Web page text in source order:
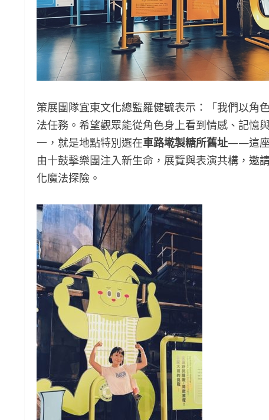
策展團隊宜東文化總監羅健毓表示：「我們以角
法任務。希望觀眾能從角色身上看到情感、記憶
一，就是地點特別選在車路墘製糖所舊址——這座
由十鼓擊樂團注入新生命，展覽與表演共構，邀
化魔法探險。